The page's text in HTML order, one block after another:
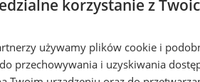
korzystanie z
używamy plików cookie i
przechowywania i uzyskiwania